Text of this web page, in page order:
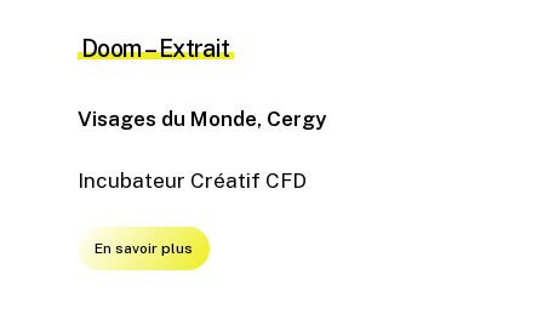
Doom– Extrait
Visages du Monde, Cergy
Incubateur Créatif CFD
En savoir plus